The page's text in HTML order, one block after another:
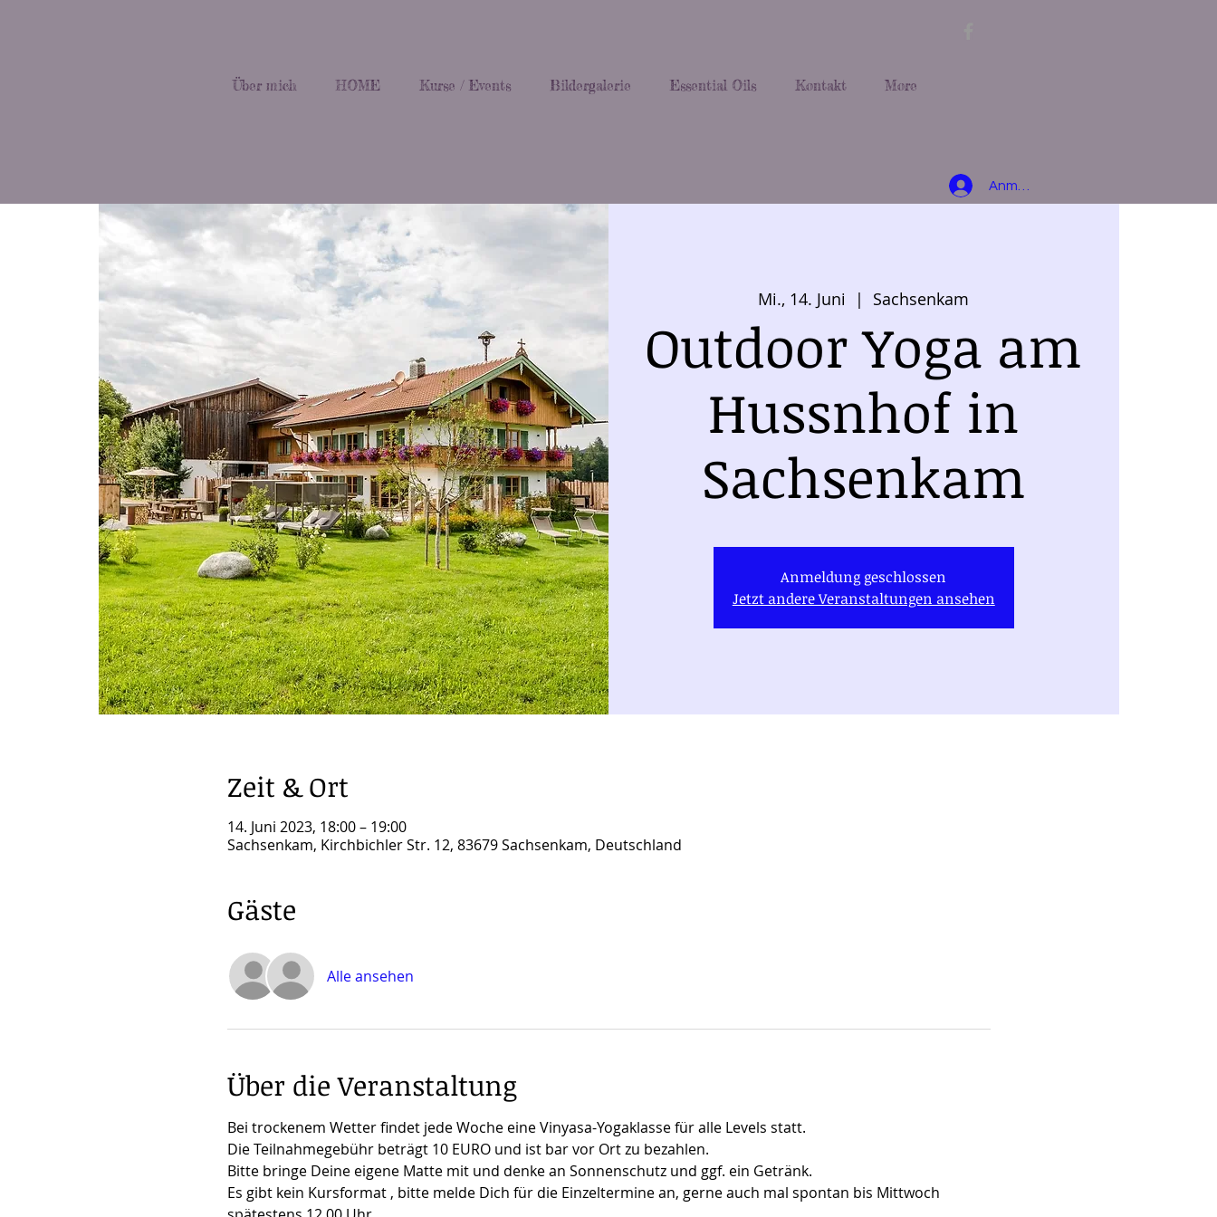
Über mich HOME Kurse / Events Bildergalerie Essential Oils Kontakt More
Anmelden
Mi., 14. Juni
  |
Sachsenkam
Outdoor Yoga am
Hussnhof in
Sachsenkam
Anmeldung geschlossen
Jetzt andere Veranstaltungen ansehen
Zeit & Ort
14. Juni 2023, 18:00 – 19:00
Sachsenkam, Kirchbichler Str. 12, 83679 Sachsenkam, Deutschland
Gäste
Alle ansehen
Über die Veranstaltung
Bei trockenem Wetter findet jede Woche eine Vinyasa-Yogaklasse für alle Levels statt.
Die Teilnahmegebühr beträgt 10 EURO und ist bar vor Ort zu bezahlen.
Bitte bringe Deine eigene Matte mit und denke an Sonnenschutz und ggf. ein Getränk.
Es gibt kein Kursformat , bitte melde Dich für die Einzeltermine an, gerne auch mal spontan bis Mittwoch